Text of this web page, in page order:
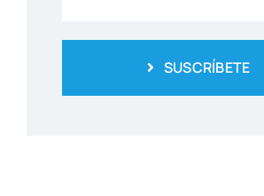
SUSCRÍBETE